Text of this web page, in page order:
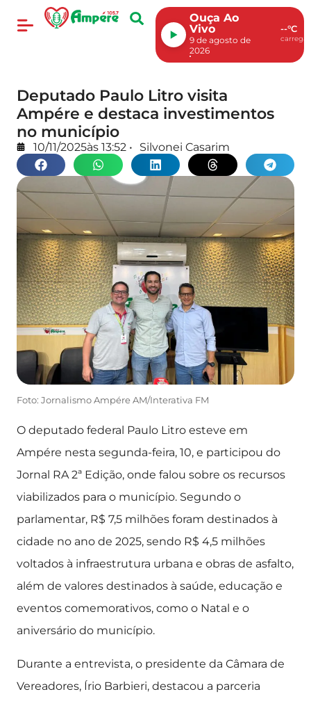
Ouça Ao
Vivo
9 de agosto de
2026
--°C
Deputado Paulo Litro visita
Ampére e destaca investimentos
no município
10/11/2025às 13:52 • Silvonei Casarim
Foto: Jornalismo Ampére AM/Interativa FM
O deputado federal Paulo Litro esteve em
Ampére nesta segunda-feira, 10, e participou do
Jornal RA 2ª Edição, onde falou sobre os recursos
viabilizados para o município. Segundo o
parlamentar, R$ 7,5 milhões foram destinados à
cidade no ano de 2025, sendo R$ 4,5 milhões
voltados à infraestrutura urbana e obras de asfalto,
além de valores destinados à saúde, educação e
eventos comemorativos, como o Natal e o
aniversário do município.
Durante a entrevista, o presidente da Câmara de
Vereadores, Írio Barbieri, destacou a parceria